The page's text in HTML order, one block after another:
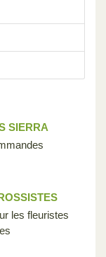
SIERRA
les fleuristes